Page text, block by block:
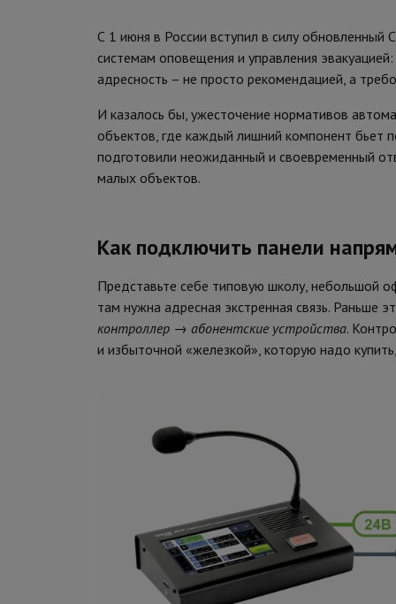
С 1 июня в России вступил в силу
системам оповещения и управления
адресность – не просто рекомендацией, а
И казалось бы, ужесточение нормативов
объектов, где каждый лишний компонент
подготовили неожиданный и своевременный
малых объектов.
Как подключить панели
Представьте себе типовую школу, небольшой
там нужна адресная экстренная связь. Раньше
контроллер → абонентские устройства.
и избыточной «железкой», которую надо